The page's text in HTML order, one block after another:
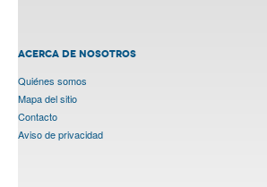
ACERCA DE NOSOTROS
Quiénes somos
Mapa del sitio
Contacto
Aviso de privacidad